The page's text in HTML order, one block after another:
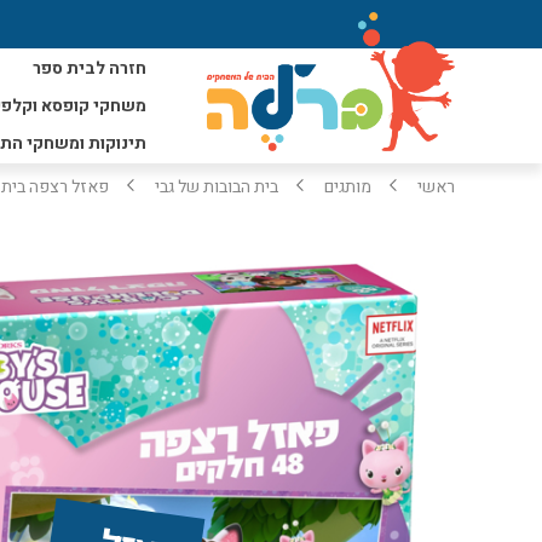
חזרה לבית ספר
משחקי קופסא
תינוקות ומשחקי
ראשי מותגים בית הבובות של גבי פאזל רצפה בית